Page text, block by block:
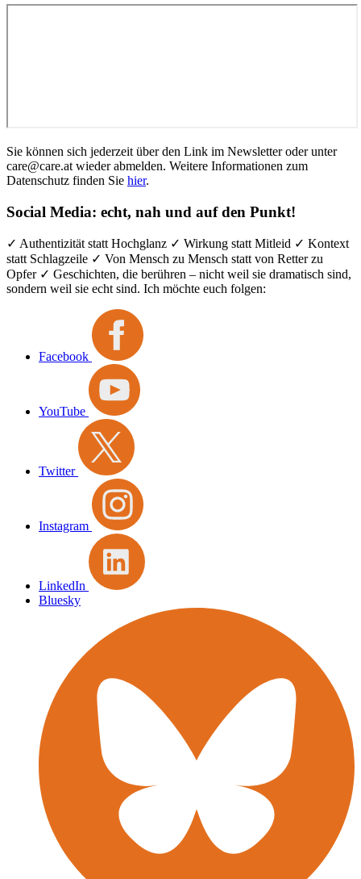
Sie können sich jederzeit über den Link im Newsletter oder unter
care@care.at wieder abmelden. Weitere Informationen zum
Datenschutz finden Sie hier.
Social Media: echt, nah und auf den Punkt!
✓ Authentizität statt Hochglanz ✓ Wirkung statt Mitleid ✓ Kontext
statt Schlagzeile ✓ Von Mensch zu Mensch statt von Retter zu
Opfer ✓ Geschichten, die berühren – nicht weil sie dramatisch sind,
sondern weil sie echt sind. Ich möchte euch folgen:
Facebook
YouTube
Twitter
Instagram
LinkedIn
Bluesky